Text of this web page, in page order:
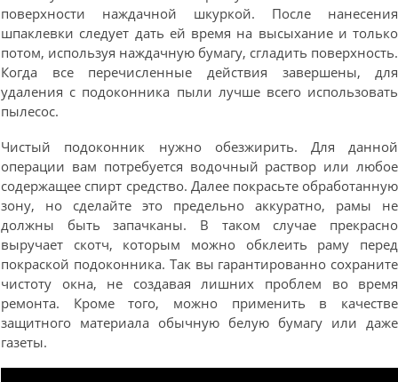
поверхности наждачной шкуркой. После нанесения
шпаклевки следует дать ей время на высыхание и только
потом, используя наждачную бумагу, сгладить поверхность.
Когда все перечисленные действия завершены, для
удаления с подоконника пыли лучше всего использовать
пылесос.
Чистый подоконник нужно обезжирить. Для данной
операции вам потребуется водочный раствор или любое
содержащее спирт средство. Далее покрасьте обработанную
зону, но сделайте это предельно аккуратно, рамы не
должны быть запачканы. В таком случае прекрасно
выручает скотч, которым можно обклеить раму перед
покраской подоконника. Так вы гарантированно сохраните
чистоту окна, не создавая лишних проблем во время
ремонта. Кроме того, можно применить в качестве
защитного материала обычную белую бумагу или даже
газеты.